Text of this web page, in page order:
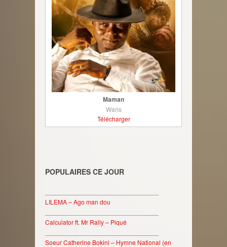
Maman
Waris
Télécharger
POPULAIRES CE JOUR
LILEMA – Ago man dou
Calculator ft. Mr Rally – Piqué
Soeur Catherine Bokini – Hymne National (en